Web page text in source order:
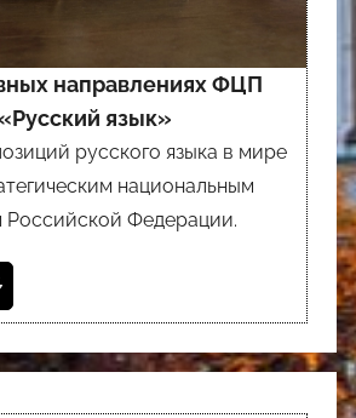
направлениях ФЦП
язык»
русского языка в мире
национальным
Российской Федерации.